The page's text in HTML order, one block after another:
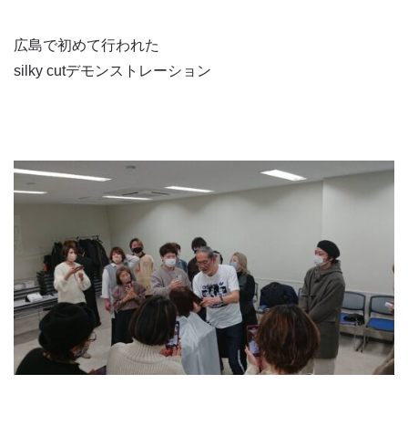
広島で初めて行われた
silky cutデモンストレーション